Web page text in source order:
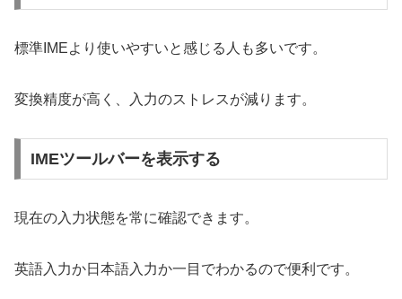
標準IMEより使いやすいと感じる人も多いです。
変換精度が高く、入力のストレスが減ります。
IMEツールバーを表示する
現在の入力状態を常に確認できます。
英語入力か日本語入力か一目でわかるので便利です。